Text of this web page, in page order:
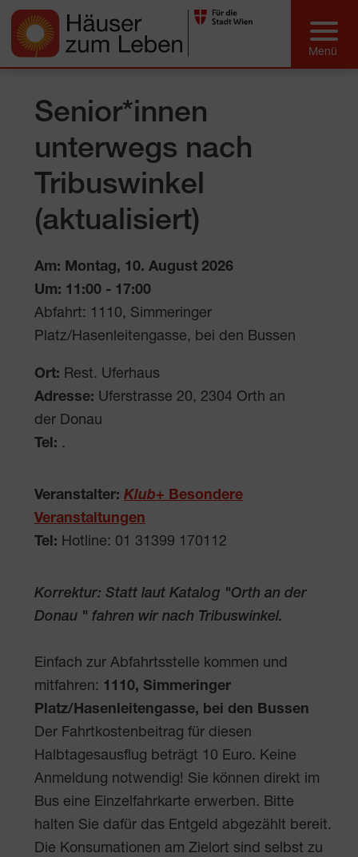
Senior*innen
unterwegs nach
Tribuswinkel
(aktualisiert)
Am: Montag, 10. August 2026
Um: 11:00 - 17:00
Abfahrt: 1110, Simmeringer
Platz/Hasenleitengasse, bei den Bussen
Ort: Rest. Uferhaus
Adresse: Uferstrasse 20, 2304 Orth an
der Donau
Tel: .
Veranstalter: Klub+ Besondere
Veranstaltungen
Tel: Hotline: 01 31399 170112
Korrektur: Statt laut Katalog "Orth an der
Donau " fahren wir nach Tribuswinkel.
Einfach zur Abfahrtsstelle kommen und
mitfahren: 1110, Simmeringer
Platz/Hasenleitengasse, bei den Bussen
Der Fahrtkostenbeitrag für diesen
Halbtagesausflug beträgt 10 Euro. Keine
Anmeldung notwendig! Sie können direkt im
Bus eine Einzelfahrkarte erwerben. Bitte
halten Sie dafür das Entgeld abgezählt bereit.
Die Konsumationen am Zielort sind selbst zu